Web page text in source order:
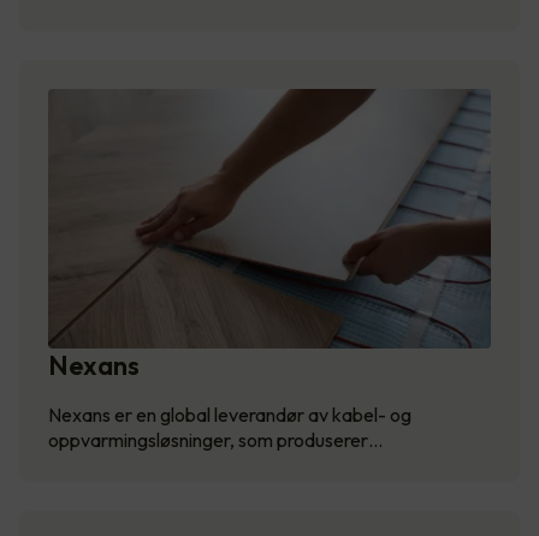
Nexans
Nexans er en global leverandør av kabel- og
oppvarmingsløsninger, som produserer…